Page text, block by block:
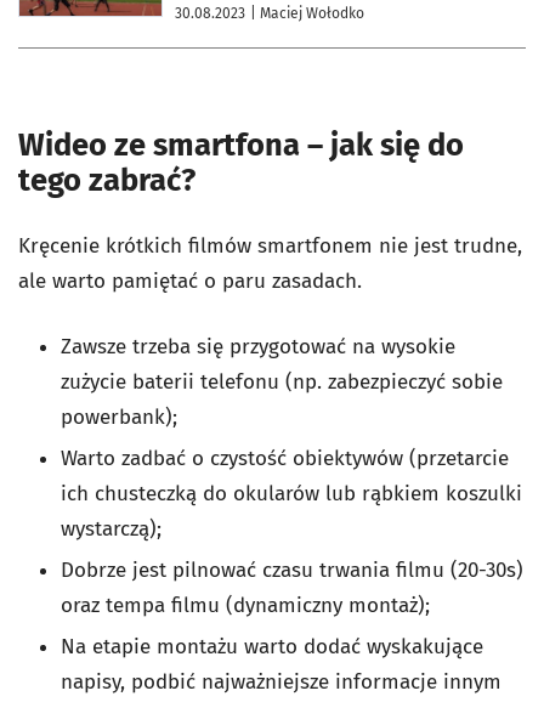
30.08.2023 | Maciej Wołodko
Wideo ze smartfona – jak się do
tego zabrać?
Kręcenie krótkich filmów smartfonem nie jest trudne,
ale warto pamiętać o paru zasadach.
Zawsze trzeba się przygotować na wysokie
zużycie baterii telefonu (np. zabezpieczyć sobie
powerbank);
Warto zadbać o czystość obiektywów (przetarcie
ich chusteczką do okularów lub rąbkiem koszulki
wystarczą);
Dobrze jest pilnować czasu trwania filmu (20-30s)
oraz tempa filmu (dynamiczny montaż);
Na etapie montażu warto dodać wyskakujące
napisy, podbić najważniejsze informacje innym